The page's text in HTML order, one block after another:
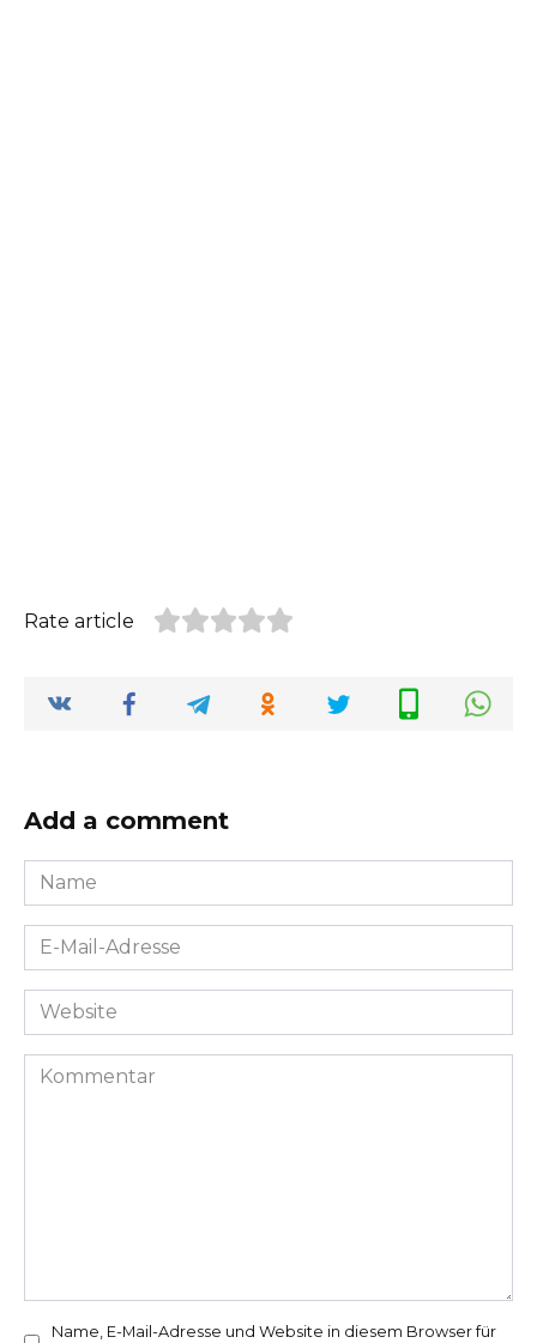
Rate article
Add a comment
Name
*
E-
Mail-
Adresse
Website
Kommentar
Name, E-Mail-Adresse und Website in diesem Browser für